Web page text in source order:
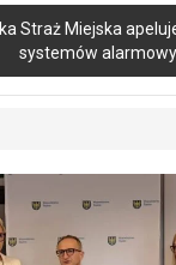
Straż Miejska
systemów